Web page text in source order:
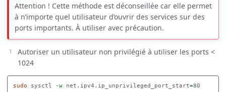
Attention ! Cette méthode est déconseillée car elle permet
à n’importe quel utilisateur d’ouvrir des services sur des
ports importants. À utiliser avec précaution.
Autoriser un utilisateur non privilégié à utiliser les ports <
1024
sudo sysctl -w net.ipv4.ip_unprivileged_port_start=